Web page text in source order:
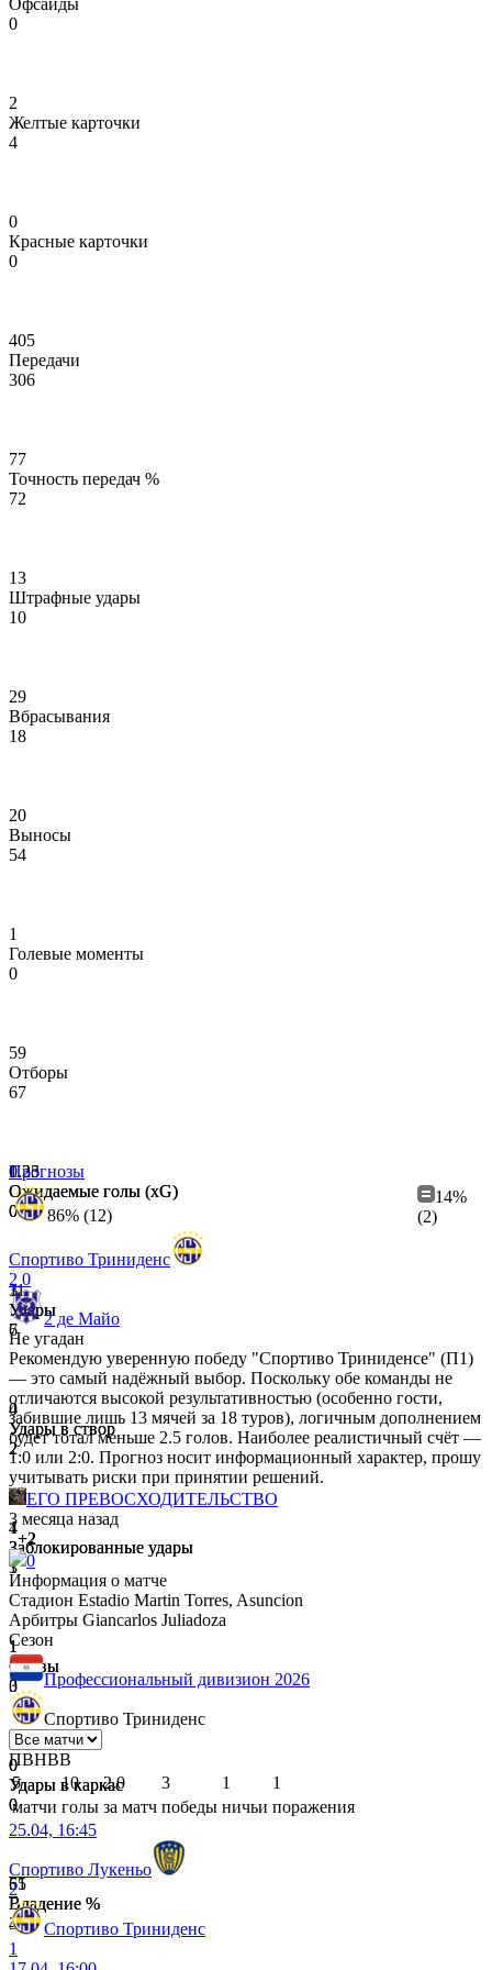
0
2
Желтые карточки
4
0
Красные карточки
0
405
Передачи
306
77
Точность передач %
72
13
Штрафные удары
10
29
Вбрасывания
18
20
Выносы
54
1
Голевые моменты
0
59
Отборы
67
0.25
Ожидаемые голы (xG)
0.26
3
Удары
7
0
Удары в створ
2
1
Заблокированные удары
3
1
Сейвы
0
0
Удары в каркас
0
61
Владение %
39
1.33
Ожидаемые голы (xG)
0.21
11
Удары
6
4
Удары в створ
2
4
Заблокированные удары
1
1
Сейвы
3
0
Удары в каркас
0
55
Владение %
45
Прогнозы
86% (12)
14%
(2)
Спортиво Триниденс
2 0
2 де Майо
Не угадан
Рекомендую уверенную победу "Спортиво Триниденсе" (П1)
— это самый надёжный выбор. Поскольку обе команды не
отличаются высокой результативностью (особенно гости,
забившие лишь 13 мячей за 18 туров), логичным дополнением
будет тотал меньше 2.5 голов. Наиболее реалистичный счёт —
1:0 или 2:0. Прогноз носит информационный характер, прошу
учитывать риски при принятии решений.
ЕГО ПРЕВОСХОДИТЕЛЬСТВО
3 месяца назад
+2
0
Информация о матче
Стадион Estadio Martin Torres, Asuncion
Арбитры Giancarlos Juliadoza
Сезон
Профессиональный дивизион 2026
Спортиво Триниденс
ПВНВВ
5
10 2.0 3 1
1
матчи голы за матч победы ничьи поражения
25.04, 16:45
Спортиво Лукеньо
2
Спортиво Триниденс
1